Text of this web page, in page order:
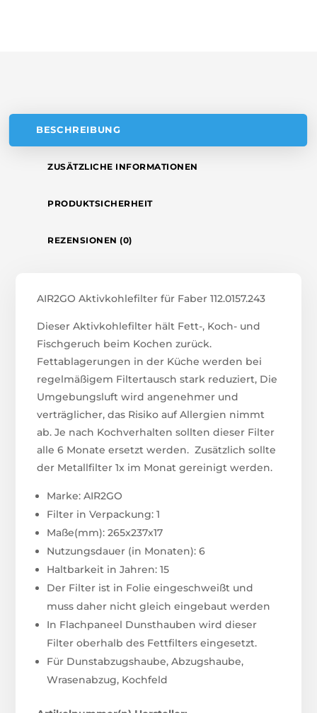
BESCHREIBUNG
ZUSÄTZLICHE INFORMATIONEN
PRODUKTSICHERHEIT
REZENSIONEN (0)
AIR2GO Aktivkohlefilter für Faber 112.0157.243
Dieser Aktivkohlefilter hält Fett-, Koch- und
Fischgeruch beim Kochen zurück.
Fettablagerungen in der Küche werden bei
regelmäßigem Filtertausch stark reduziert, Die
Umgebungsluft wird angenehmer und
verträglicher, das Risiko auf Allergien nimmt
ab. Je nach Kochverhalten sollten dieser Filter
alle 6 Monate ersetzt werden. Zusätzlich sollte
der Metallfilter 1x im Monat gereinigt werden.
Marke: AIR2GO
Filter in Verpackung: 1
Maße(mm): 265x237x17
Nutzungsdauer (in Monaten): 6
Haltbarkeit in Jahren: 15
Der Filter ist in Folie eingeschweißt und
muss daher nicht gleich eingebaut werden
In Flachpaneel Dunsthauben wird dieser
Filter oberhalb des Fettfilters eingesetzt.
Für Dunstabzugshaube, Abzugshaube,
Wrasenabzug, Kochfeld